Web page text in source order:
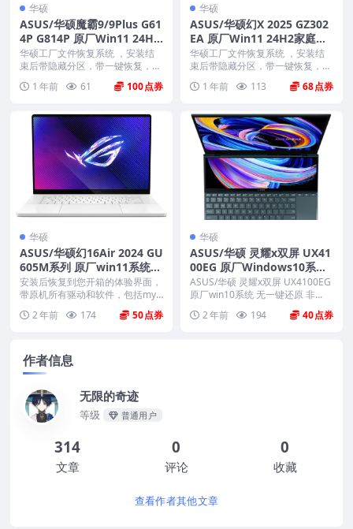
华硕
ASUS/华硕魔霸9/9Plus G61
4P G814P 原厂Win11 24H2
专业版系统 工厂文件 带ASU
S Recovery恢复
华硕工厂文件恢复系统 ，安装结
束后带隐藏分区，带一键恢复，以
及机器所有的驱动和软...
1 年前 61 100
华硕
ASUS/华硕幻X 2025 GZ302
EA 原厂Win11 24H2家庭版
系统 工厂文件 带ASUS Reco
very恢复
华硕工厂文件恢复系统 ，安装结
束后带隐藏分区，带一键恢复，以
1 年前 113 68
华硕
ASUS/华硕幻16Air 2024 GU
605M系列 原厂win11系统
无一键还原 非工厂模式
安装后恢复到您开箱的体验界面，
带原机所有驱动和软件，包括mya
2 年前 174 50
华硕
ASUS/华硕 灵耀x双屏 UX41
00EG 原厂Windows10系统
无一键还原 非工厂模式
ASUS/华硕 灵耀x双屏 UX4100EG
原厂win10系统 无一键还原 非...
2 年前
194 40
作者信息
无限的奇迹
等级 普通用户
314
文章
0
评论
0
收藏
查看作者其他文章